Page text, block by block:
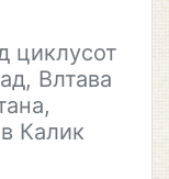
циклусот
Влтава
Калик